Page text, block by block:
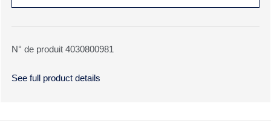
N° de produit 4030800981
See full product details